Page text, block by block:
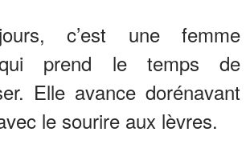
c’est une femme
qui prend le temps de
Elle avance dorénavant
le sourire aux lèvres.